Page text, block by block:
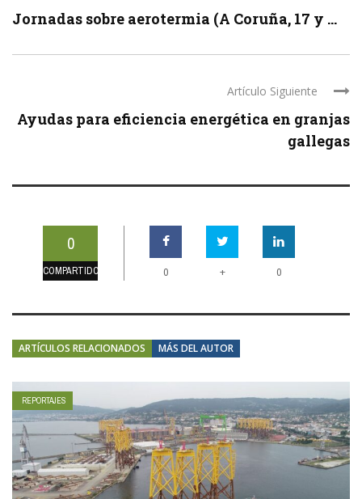
Jornadas sobre aerotermia (A Coruña, 17 y ...
Artículo Siguiente
Ayudas para eficiencia energética en granjas
gallegas
0
COMPARTIDOS 0 + 0
ARTÍCULOS RELACIONADOS MÁS DEL AUTOR
REPORTAJES